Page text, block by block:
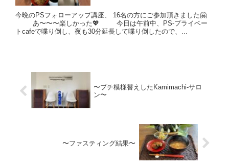
今晩のPSフォローアップ講座、 16名の方にご参加頂きました🤗
あ〜〜〜楽しかった💖 今日は午前中、PS-プライベー
トcafeで喋り倒し、夜も30分延長して喋り倒したので、...
〜プチ模様替えしたKamimachi-サロ
ン〜
〜ファスティング結果〜